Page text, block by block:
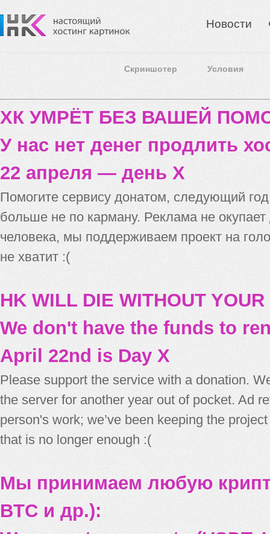
Новости
Скриншотер Условия
ХК УМРЁТ БЕЗ ВАШЕЙ
У нас нет денег продлить
22 апреля — день X
Помогите сервису донатом, следующий
больше не по карману. Реклама не
человека, мы поддерживаем проект на
не хватит :(
HK WILL DIE WITHOUT
We don't have the funds to
April 22nd is Day X
Please support the service with a donation.
the server for another year out of pocket. Ad
person's work; we’ve been keeping the
that is no longer enough :(
Мы принимаем любую
BTC и др.):